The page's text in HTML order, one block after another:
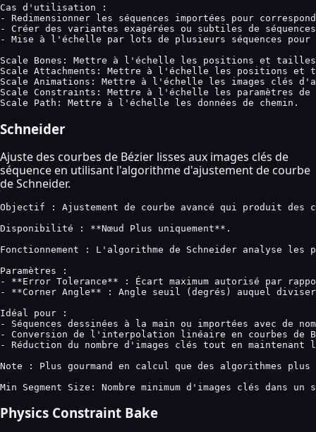
Cas d'utilisation :
- Redimensionner les séquences importées pour
- Créer des variantes exagérées ou subtiles de séquences
- Mise à l'échelle par lots de plusieurs séquences
Scale Bones: Mettre à l'échelle les positions et
Scale Attachments: Mettre à l'échelle les positions
Scale Animations: Mettre à l'échelle les images clés
Scale Constraints: Mettre à l'échelle les paramètres
Scale Path: Mettre à l'échelle les données de chemin.
Schneider
Ajuste des courbes de Bézier lisses aux images clés de
séquence en utilisant l'algorithme d'ajustement de courbe
de Schneider.
Objectif : Ajustement de courbe avancé qui produit des
Disponibilité : **Nœud Plus uniquement**.
Fonctionnement : L'algorithme de Schneider analyse
Paramètres :
- **Error Tolerance** : Écart maximum autorisé par
- **Corner Angle** : Angle seuil (degrés) auquel diviser
Idéal pour :
- Séquences dessinées à la main ou importées avec de
- Conversion de l'interpolation linéaire en courbes de
- Réduction du nombre d'images clés tout en
Note : Plus gourmand en calcul que des algorithmes
Min Segment Size: Nombre minimum d'images clés dans
Physics Constraint Bake